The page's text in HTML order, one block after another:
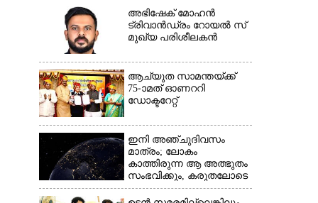
അഭിഷേക് മോഹൻ
ട്രിവാൻഡ്രം റോയൽ സ്
മുഖ്യ പരിശീലകൻ
ആച്യുത സാമന്തയ്ക്ക്
75-ാമത് ഓണററി
ഡോക്ടറേറ്റ്
ഇനി അഞ്ചുദിവസം
മാത്രം; ലോകം
കാത്തിരുന്ന ആ അത്ഭുതം
സംഭവിക്കും, കരുതലോടെ
വിദഗ്ധർ